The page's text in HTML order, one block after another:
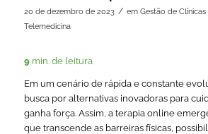
20 de dezembro de 2023 / em Gestão de Clínicas
Telemedicina
9 min. de leitura
Em um cenário de rápida e constante
busca por alternativas inovadoras para
ganha força. Assim, a terapia online
que transcende as barreiras físicas,